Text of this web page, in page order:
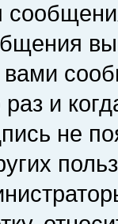
вами
раз и
не